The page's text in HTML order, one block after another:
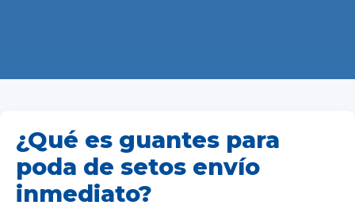
¿Qué es guantes para
poda de setos envío
inmediato?